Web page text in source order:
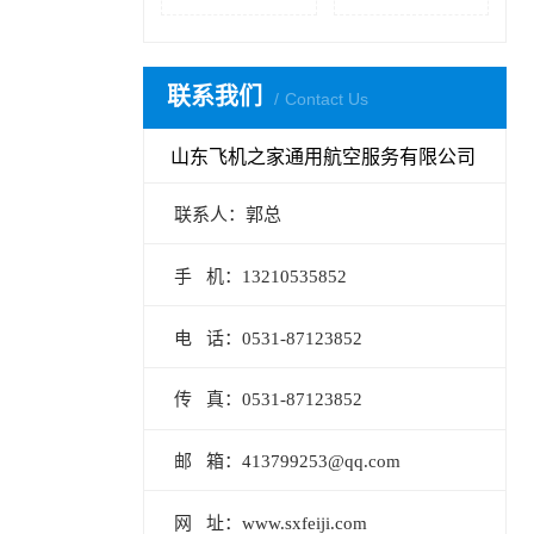
联系我们 Contact Us
山东飞机之家通用航空服务有限公司
联系人：郭总
手 机：13210535852
电 话：0531-87123852
传 真：0531-87123852
邮 箱：413799253@qq.com
网 址：www.sxfeiji.com